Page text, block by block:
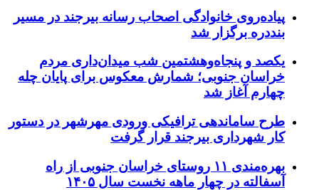
پیاده‌روی خانوادگی اصحاب رسانه بیرجند در مسیر
بنددره برگزار شد
یکصد و پنجاه‌وهشتمین شب میدان‌داری مردم
خراسان جنوبی؛ شمارش معکوس برای پایان چله
چهارم آغاز شد
طرح ساماندهی ترافیکی ورودی مهرشهر در دستور
کار شهرداری بیرجند قرار گرفت
بهره‌مندی ۱۱ روستای خراسان جنوبی از راه
آسفالته در چهار ماهه نخست سال ۱۴۰۵